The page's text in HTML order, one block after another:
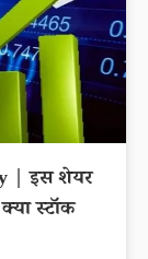
| इस शेयर
स्टॉक